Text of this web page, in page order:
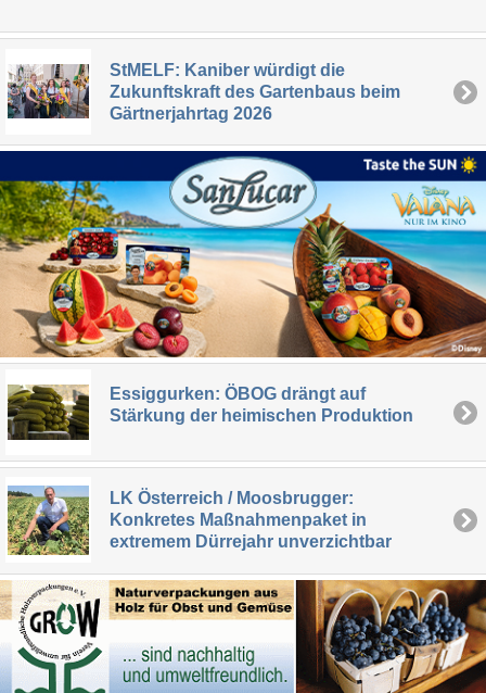
StMELF: Kaniber würdigt die
Zukunftskraft des Gartenbaus beim
Gärtnerjahrtag 2026
Essiggurken: ÖBOG drängt auf
Stärkung der heimischen Produktion
LK Österreich / Moosbrugger:
Konkretes Maßnahmenpaket in
extremem Dürrejahr unverzichtbar